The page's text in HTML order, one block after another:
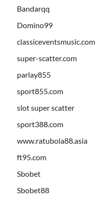
Bandarqq
Domino99
classiceventsmusic.com
super-scatter.com
parlay855
sport855.com
slot super scatter
sport388.com
www.ratubola88.asia
ft95.com
Sbobet
Sbobet88